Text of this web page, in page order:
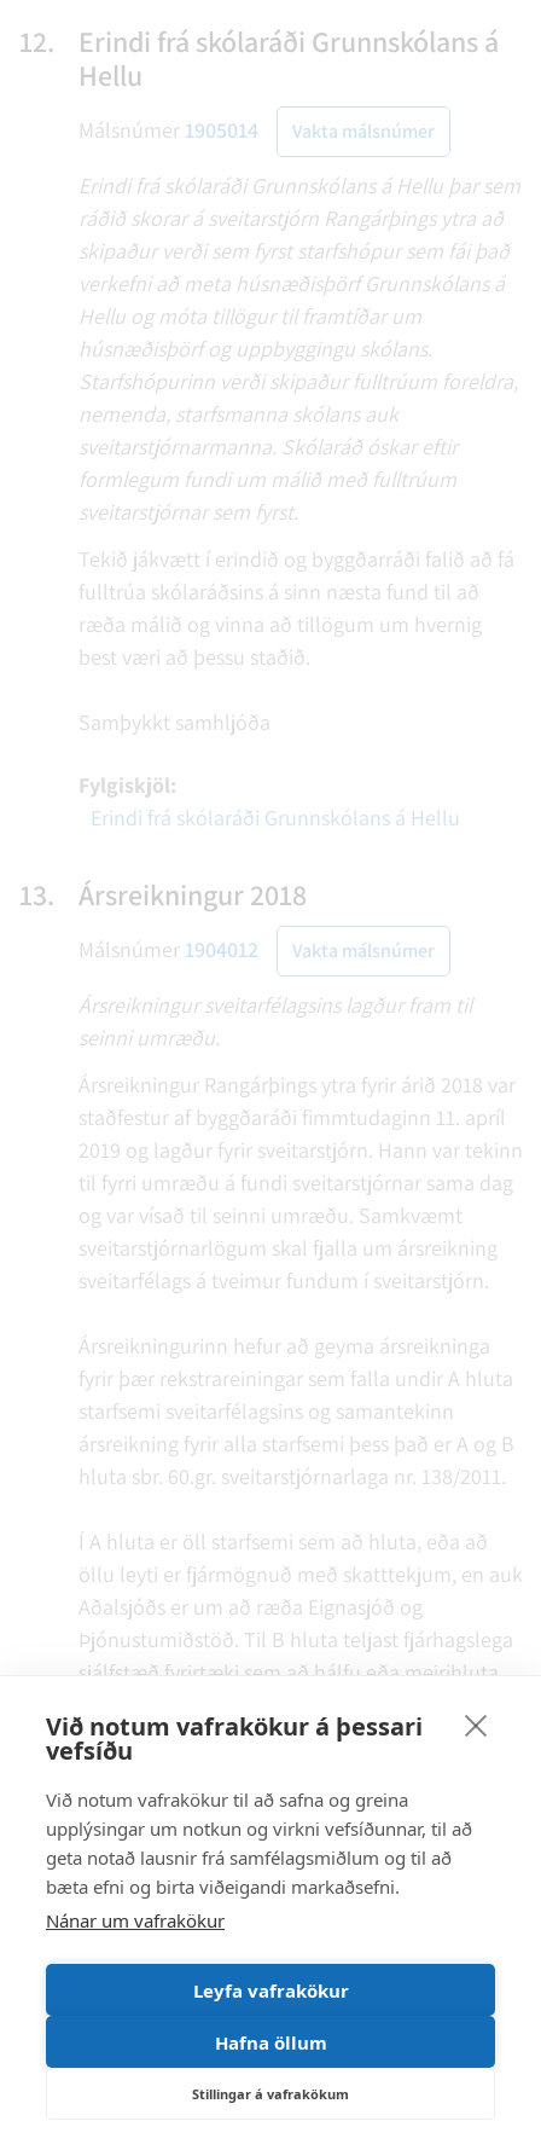
Við notum vafrakökur á þessari
vefsíðu
Við notum vafrakökur til að safna og greina
upplýsingar um notkun og virkni vefsíðunnar, til að
geta notað lausnir frá samfélagsmiðlum og til að
bæta efni og birta viðeigandi markaðsefni.
Nánar um vafrakökur
Leyfa vafrakökur
Hafna öllum
Stillingar á vafrakökum
12.
Erindi frá skólaráði Grunnskólans á
Hellu
Málsnúmer 1905014 Vakta málsnúmer
Erindi frá skólaráði Grunnskólans á Hellu þar sem
ráðið skorar á sveitarstjórn Rangárþings ytra að
skipaður verði sem fyrst starfshópur sem fái það
verkefni að meta húsnæðisþörf Grunnskólans á
Hellu og móta tillögur til framtíðar um
húsnæðisþörf og uppbyggingu skólans.
Starfshópurinn verði skipaður fulltrúum foreldra,
nemenda, starfsmanna skólans auk
sveitarstjórnarmanna. Skólaráð óskar eftir
formlegum fundi um málið með fulltrúum
sveitarstjórnar sem fyrst.
Tekið jákvætt í erindið og byggðarráði falið að fá
fulltrúa skólaráðsins á sinn næsta fund til að
ræða málið og vinna að tillögum um hvernig
best væri að þessu staðið.
Samþykkt samhljóða
Fylgiskjöl:
Erindi frá skólaráði Grunnskólans á Hellu
13. Ársreikningur 2018
Málsnúmer 1904012 Vakta málsnúmer
Ársreikningur sveitarfélagsins lagður fram til
seinni umræðu.
Ársreikningur Rangárþings ytra fyrir árið 2018 var
staðfestur af byggðaráði fimmtudaginn 11. apríl
2019 og lagður fyrir sveitarstjórn. Hann var tekinn
til fyrri umræðu á fundi sveitarstjórnar sama dag
og var vísað til seinni umræðu. Samkvæmt
sveitarstjórnarlögum skal fjalla um ársreikning
sveitarfélags á tveimur fundum í sveitarstjórn.
Ársreikningurinn hefur að geyma ársreikninga
fyrir þær rekstrareiningar sem falla undir A hluta
starfsemi sveitarfélagsins og samantekinn
ársreikning fyrir alla starfsemi þess það er A og B
hluta sbr. 60.gr. sveitarstjórnarlaga nr. 138/2011.
Í A hluta er öll starfsemi sem að hluta, eða að
öllu leyti er fjármögnuð með skatttekjum, en auk
Aðalsjóðs er um að ræða Eignasjóð og
Þjónustumiðstöð. Til B hluta teljast fjárhagslega
sjálfstæð fyrirtæki sem að hálfu eða meirihluta
fyritækja er fjármagnaður með þjónustutekjum.
Félagslegar íbúðir, Fráveita, Vatnsveita,
Húsakynni bs., Rangárljós og Suðurlandsvegur 1-
3 hf.
Rekstrartekjur samstæðunnar á árinu námu kr.
2.027 milljónum. Rekstrarniðurstaða var jákvæð
um kr. 234 milljónir. Eigið fé í árslok 2018 var
Sveitarstjórn staðfestir ársreikning Rangárþings